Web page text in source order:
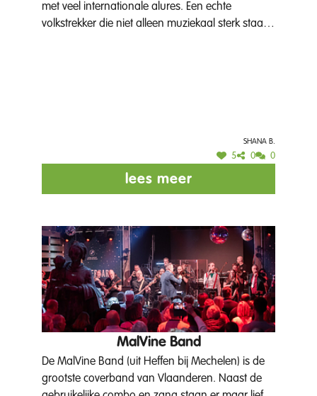
met veel internationale alures. Een echte
volkstrekker die niet alleen muziekaal sterk staat,
Shana B.
5 0 0
lees meer
MalVine Band
De MalVine Band (uit Heffen bij Mechelen) is de
grootste coverband van Vlaanderen. Naast de